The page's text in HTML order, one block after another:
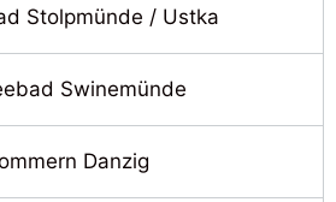
Stolpmünde / Ustka
Swinemünde
Danzig